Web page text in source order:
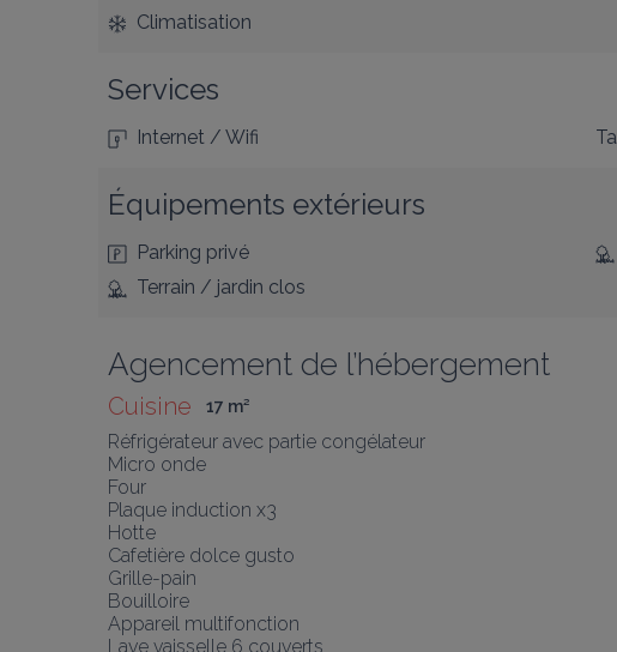
Climatisation
Services
Internet / Wifi
Équipements extérieurs
Parking privé
Terrain / jardin clos
Agencement de l’hébergement
Cuisine 17 m²
Réfrigérateur avec partie congélateur
Micro onde
Four
Plaque induction x3
Hotte
Cafetière dolce gusto
Grille-pain
Bouilloire
Appareil multifonction
Lave vaisselle 6 couverts